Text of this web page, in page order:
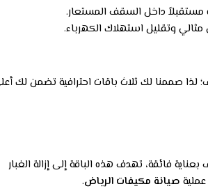
مستقبلاً داخل السقف المستعار.
مثالي وتقليل استهلاك الكهرباء.
لذا صممنا لك ثلاث باقات احترافية تضمن لك
فائقة، تهدف هذه الباقة إلى إزالة الغبار
صيانة مكيفات الرياض.